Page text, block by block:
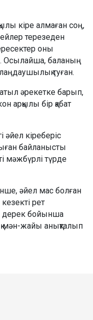
кіре алмаған соң,
терезеден
оны
Осылайша, баланың
туған.
әрекетке барып,
арқылы бір қабат
әйел кіреберіс
байланысты
мәжбүрлі түрде
әйел мас болған
рет
дерек бойынша
мән-жайы анықталып